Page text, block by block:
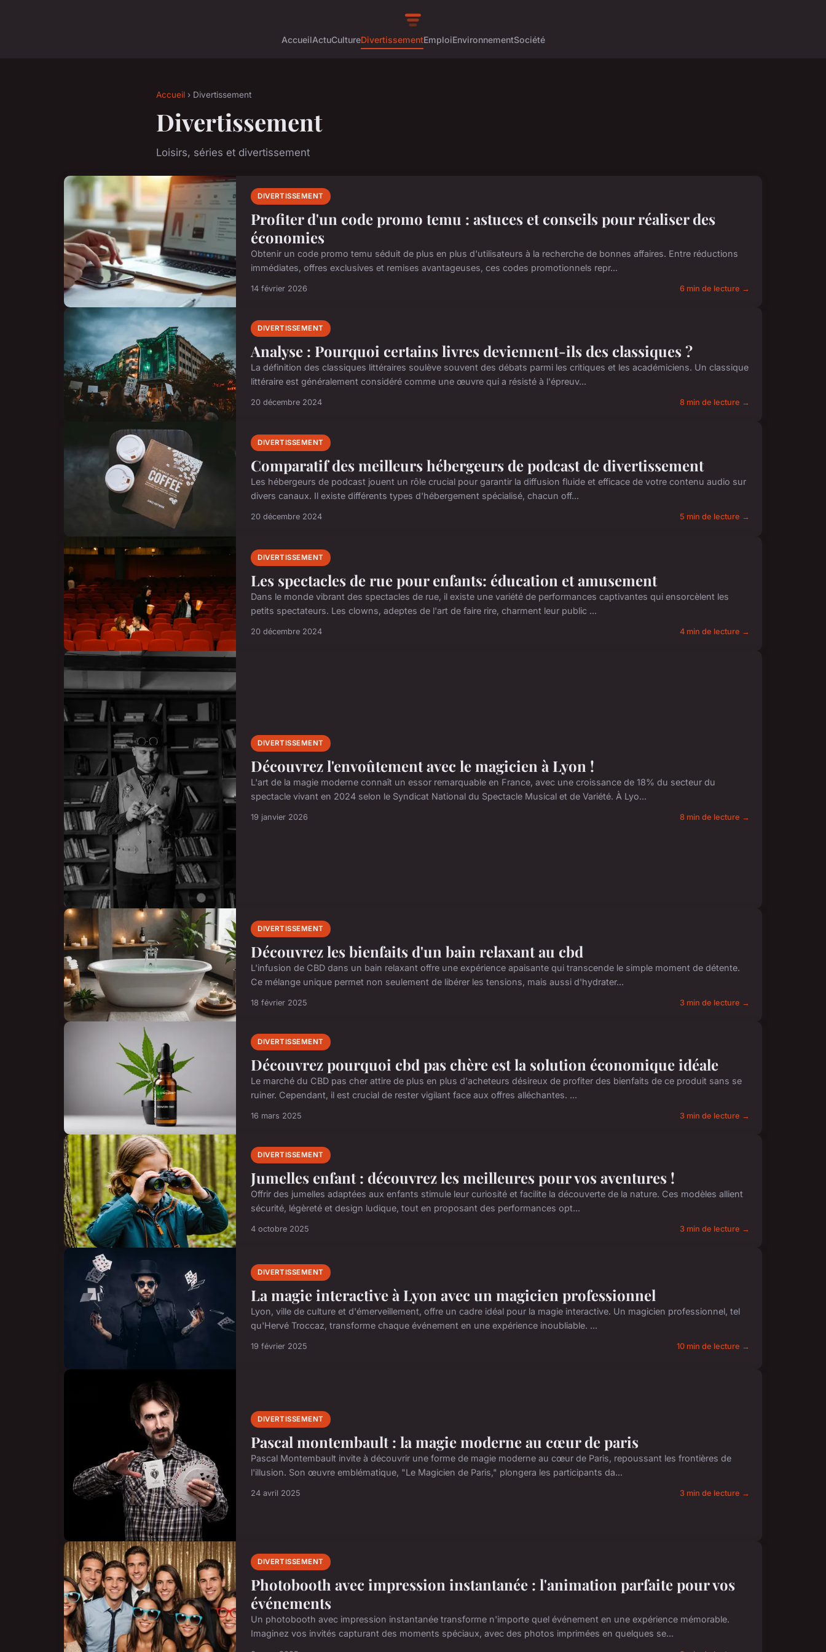
AccueilActuCultureDivertissementEmploiEnvironnementSociété
Accueil › Divertissement
Divertissement
Loisirs, séries et divertissement
DIVERTISSEMENT
Profiter d'un code promo temu : astuces et conseils pour réaliser des
économies
Obtenir un code promo temu séduit de plus en plus d'utilisateurs à la recherche de bonnes affaires. Entre réductions
immédiates, offres exclusives et remises avantageuses, ces codes promotionnels repr...
14 février 2026 6 min de lecture →
DIVERTISSEMENT
Analyse : Pourquoi certains livres deviennent-ils des classiques ?
La définition des classiques littéraires soulève souvent des débats parmi les critiques et les académiciens. Un classique
littéraire est généralement considéré comme une œuvre qui a résisté à l'épreuv...
20 décembre 2024 8 min de lecture →
DIVERTISSEMENT
Comparatif des meilleurs hébergeurs de podcast de divertissement
Les hébergeurs de podcast jouent un rôle crucial pour garantir la diffusion fluide et efficace de votre contenu audio sur
divers canaux. Il existe différents types d'hébergement spécialisé, chacun off...
20 décembre 2024 5 min de lecture →
DIVERTISSEMENT
Les spectacles de rue pour enfants: éducation et amusement
Dans le monde vibrant des spectacles de rue, il existe une variété de performances captivantes qui ensorcèlent les
petits spectateurs. Les clowns, adeptes de l'art de faire rire, charment leur public ...
20 décembre 2024 4 min de lecture →
DIVERTISSEMENT
Découvrez l'envoûtement avec le magicien à Lyon !
L'art de la magie moderne connaît un essor remarquable en France, avec une croissance de 18% du secteur du
spectacle vivant en 2024 selon le Syndicat National du Spectacle Musical et de Variété. À Lyo...
19 janvier 2026 8 min de lecture →
DIVERTISSEMENT
Découvrez les bienfaits d'un bain relaxant au cbd
L'infusion de CBD dans un bain relaxant offre une expérience apaisante qui transcende le simple moment de détente.
Ce mélange unique permet non seulement de libérer les tensions, mais aussi d'hydrater...
18 février 2025 3 min de lecture →
DIVERTISSEMENT
Découvrez pourquoi cbd pas chère est la solution économique idéale
Le marché du CBD pas cher attire de plus en plus d'acheteurs désireux de profiter des bienfaits de ce produit sans se
ruiner. Cependant, il est crucial de rester vigilant face aux offres alléchantes. ...
16 mars 2025 3 min de lecture →
DIVERTISSEMENT
Jumelles enfant : découvrez les meilleures pour vos aventures !
Offrir des jumelles adaptées aux enfants stimule leur curiosité et facilite la découverte de la nature. Ces modèles allient
sécurité, légèreté et design ludique, tout en proposant des performances opt...
4 octobre 2025 3 min de lecture →
DIVERTISSEMENT
La magie interactive à Lyon avec un magicien professionnel
Lyon, ville de culture et d'émerveillement, offre un cadre idéal pour la magie interactive. Un magicien professionnel, tel
qu'Hervé Troccaz, transforme chaque événement en une expérience inoubliable. ...
19 février 2025 10 min de lecture →
DIVERTISSEMENT
Pascal montembault : la magie moderne au cœur de paris
Pascal Montembault invite à découvrir une forme de magie moderne au cœur de Paris, repoussant les frontières de
l'illusion. Son œuvre emblématique, "Le Magicien de Paris," plongera les participants da...
24 avril 2025 3 min de lecture →
DIVERTISSEMENT
Photobooth avec impression instantanée : l'animation parfaite pour vos
événements
Un photobooth avec impression instantanée transforme n'importe quel événement en une expérience mémorable.
Imaginez vos invités capturant des moments spéciaux, avec des photos imprimées en quelques se...